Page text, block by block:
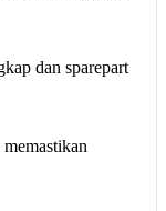
dan sparepart